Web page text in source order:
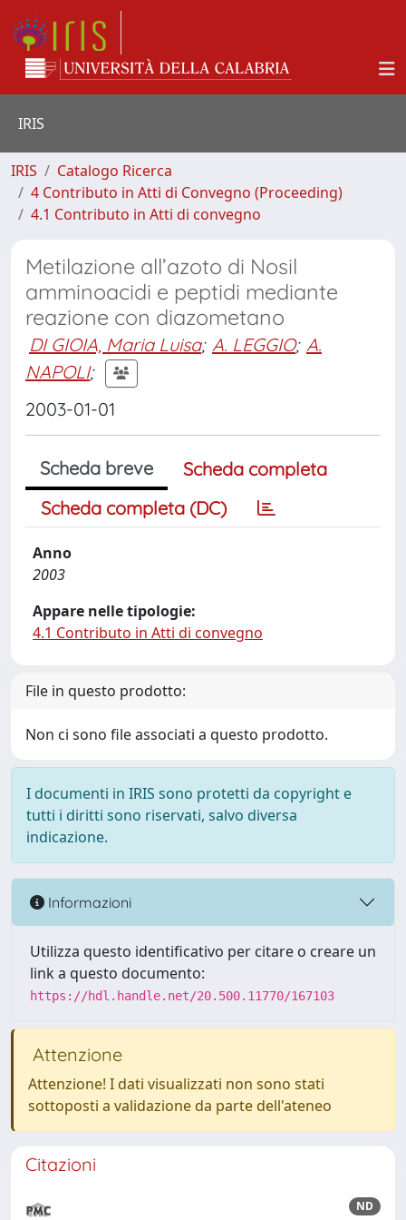
IRIS
IRIS
Catalogo Ricerca
4 Contributo in Atti di Convegno (Proceeding)
4.1 Contributo in Atti di convegno
Metilazione all’azoto di Nosil
amminoacidi e peptidi mediante
reazione con diazometano
DI GIOIA, Maria Luisa; A. LEGGIO; A.
NAPOLI;
2003-01-01
Scheda breve
Scheda completa
Scheda completa (DC)
Anno
2003
Appare nelle tipologie:
4.1 Contributo in Atti di convegno
File in questo prodotto:
Non ci sono file associati a questo prodotto.
I documenti in IRIS sono protetti da copyright e
tutti i diritti sono riservati, salvo diversa
indicazione.
Informazioni
Utilizza questo identificativo per citare o creare un
link a questo documento:
https://hdl.handle.net/20.500.11770/167103
Attenzione
Attenzione! I dati visualizzati non sono stati
sottoposti a validazione da parte dell'ateneo
Citazioni
ND